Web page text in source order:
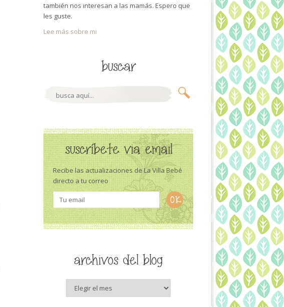
también nos interesan a las mamás. Espero que
les guste.
Lee más sobre mi
buscar
suscríbete via email
Recibe las actualizaciones de La Villa Bebé
directo a tu correo
archivos del blog
archivos